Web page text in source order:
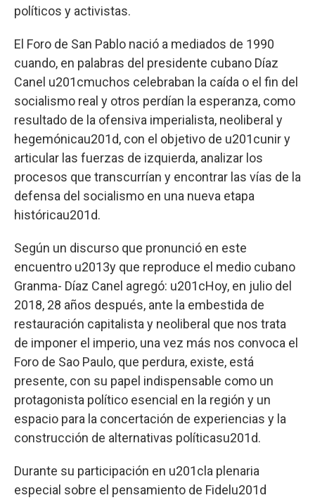
políticos y activistas.
El Foro de San Pablo nació a mediados de 1990
cuando, en palabras del presidente cubano Díaz
Canel u201cmuchos celebraban la caída o el fin del
socialismo real y otros perdían la esperanza, como
resultado de la ofensiva imperialista, neoliberal y
hegemónicau201d, con el objetivo de u201cunir y
articular las fuerzas de izquierda, analizar los
procesos que transcurrían y encontrar las vías de la
defensa del socialismo en una nueva etapa
históricau201d.
Según un discurso que pronunció en este
encuentro u2013y que reproduce el medio cubano
Granma- Díaz Canel agregó: u201cHoy, en julio del
2018, 28 años después, ante la embestida de
restauración capitalista y neoliberal que nos trata
de imponer el imperio, una vez más nos convoca el
Foro de Sao Paulo, que perdura, existe, está
presente, con su papel indispensable como un
protagonista político esencial en la región y un
espacio para la concertación de experiencias y la
construcción de alternativas políticasu201d.
Durante su participación en u201cla plenaria
especial sobre el pensamiento de Fidelu201d